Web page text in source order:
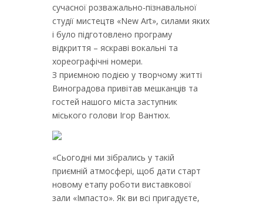
сучасної розважально-пізнавальної
студії мистецтв «New Аrt», силами яких
і було підготовлено програму
відкриття – яскраві вокальні та
хореографічні номери.
З приємною подією у творчому житті
Виноградова привітав мешканців та
гостей нашого міста заступник
міського голови Ігор Вантюх.
«Сьогодні ми зібрались у такій
приємній атмосфері, щоб дати старт
новому етапу роботи виставкової
зали «Імпасто». Як ви всі пригадуєте,